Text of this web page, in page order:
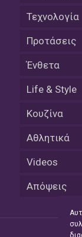
Τεχνολογία
Προτάσεις
Ένθετα
Life & Style
Κουζίνα
Αθλητικά
Videos
Απόψεις